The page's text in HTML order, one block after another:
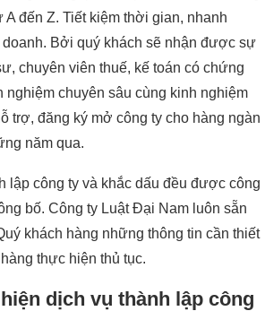
A đến Z. Tiết kiệm thời gian, nhanh
Bởi quý khách sẽ nhận được sự
chuyên viên thuế, kế toán có chứng
nghiệm chuyên sâu cùng kinh nghiệm
trợ, đăng ký mở công ty cho hàng ngàn
năm qua.
lập công ty và khắc dấu đều được công
bố. Công ty Luật Đại Nam luôn sẵn
khách hàng những thông tin cần thiết
thực hiện thủ tục.
dịch vụ thành lập công